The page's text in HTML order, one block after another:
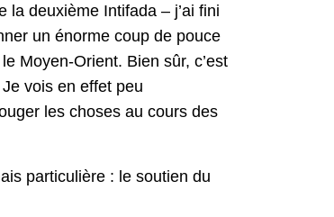
deuxième Intifada – j’ai fini
un énorme coup de pouce
Moyen-Orient. Bien sûr, c’est
vois en effet peu
les choses au cours des
particulière : le soutien du